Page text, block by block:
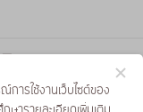
การใช้งานเว็บไซต์ของ